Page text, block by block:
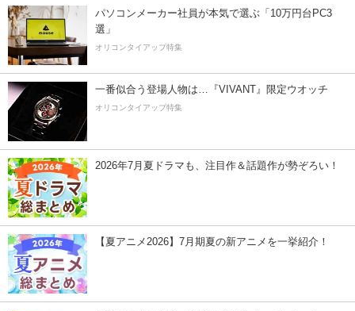
パソコンメーカー社員が本気で選ぶ「10万円台PC3
選」
オリコンタイアップ特集
一番似合う登場人物は…『VIVANT』限定ウオッチ
オリコンタイアップ特集
2026年7月夏ドラマも、注目作＆話題作が勢ぞろい！
【夏アニメ2026】7月期夏の新アニメを一挙紹介！